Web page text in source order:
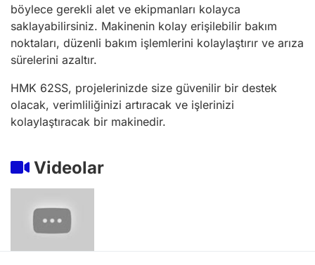
böylece gerekli alet ve ekipmanları kolayca
saklayabilirsiniz. Makinenin kolay erişilebilir bakım
noktaları, düzenli bakım işlemlerini kolaylaştırır ve arıza
sürelerini azaltır.
HMK 62SS, projelerinizde size güvenilir bir destek
olacak, verimliliğinizi artıracak ve işlerinizi
kolaylaştıracak bir makinedir.
Videolar